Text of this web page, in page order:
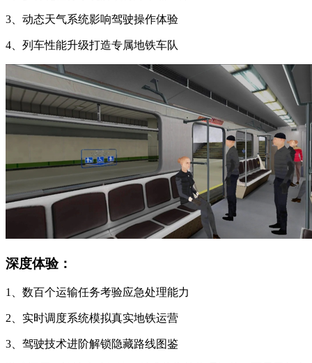
3、动态天气系统影响驾驶操作体验
4、列车性能升级打造专属地铁车队
深度体验：
1、数百个运输任务考验应急处理能力
2、实时调度系统模拟真实地铁运营
3、驾驶技术进阶解锁隐藏路线图鉴